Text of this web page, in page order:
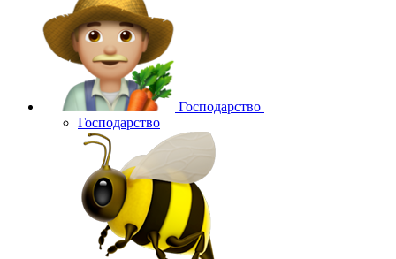
Господарство
Господарство